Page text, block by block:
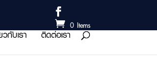
0 Items
วกับเรา ติดต่อเรา